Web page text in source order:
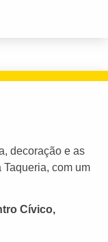
decoração e as
com um
Cívico,